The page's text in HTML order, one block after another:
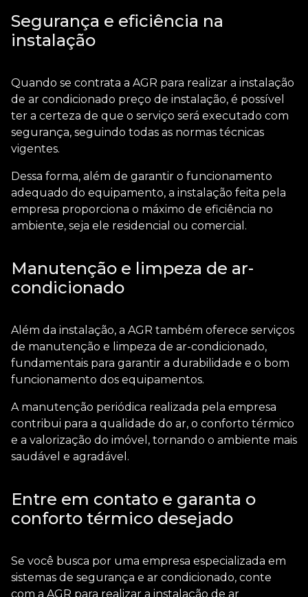
Segurança e eficiência na
instalação
Quando se contrata a AGR para realizar a instalação
de ar condicionado preço de instalação, é possível
ter a certeza de que o serviço será executado com
segurança, seguindo todas as normas técnicas
vigentes.
Dessa forma, além de garantir o funcionamento
adequado do equipamento, a instalação feita pela
empresa proporciona o máximo de eficiência no
ambiente, seja ele residencial ou comercial.
Manutenção e limpeza de ar-
condicionado
Além da instalação, a AGR também oferece serviços
de manutenção e limpeza de ar-condicionado,
fundamentais para garantir a durabilidade e o bom
funcionamento dos equipamentos.
A manutenção periódica realizada pela empresa
contribui para a qualidade do ar, o conforto térmico
e a valorização do imóvel, tornando o ambiente mais
saudável e agradável.
Entre em contato e garanta o
conforto térmico desejado
Se você busca por uma empresa especializada em
sistemas de segurança e ar condicionado, conte
com a AGR para realizar a instalação de ar